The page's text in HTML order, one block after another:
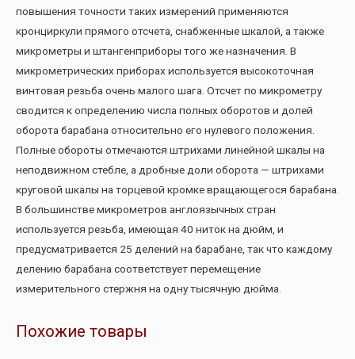
повышения точности таких измерений применяются
кронциркули прямого отсчета, снабженные шкалой, а также
микрометры и штангенприборы того же назначения. В
микрометрических приборах используется высокоточная
винтовая резьба очень малого шага. Отсчет по микрометру
сводится к определению числа полных оборотов и долей
оборота барабана относительно его нулевого положения.
Полные обороты отмечаются штрихами линейной шкалы на
неподвижном стебле, а дробные доли оборота — штрихами
круговой шкалы на торцевой кромке вращающегося барабана.
В большинстве микрометров англоязычных стран
используется резьба, имеющая 40 ниток на дюйм, и
предусматривается 25 делений на барабане, так что каждому
делению барабана соответствует перемещение
измерительного стержня на одну тысячную дюйма.
Похожие товары